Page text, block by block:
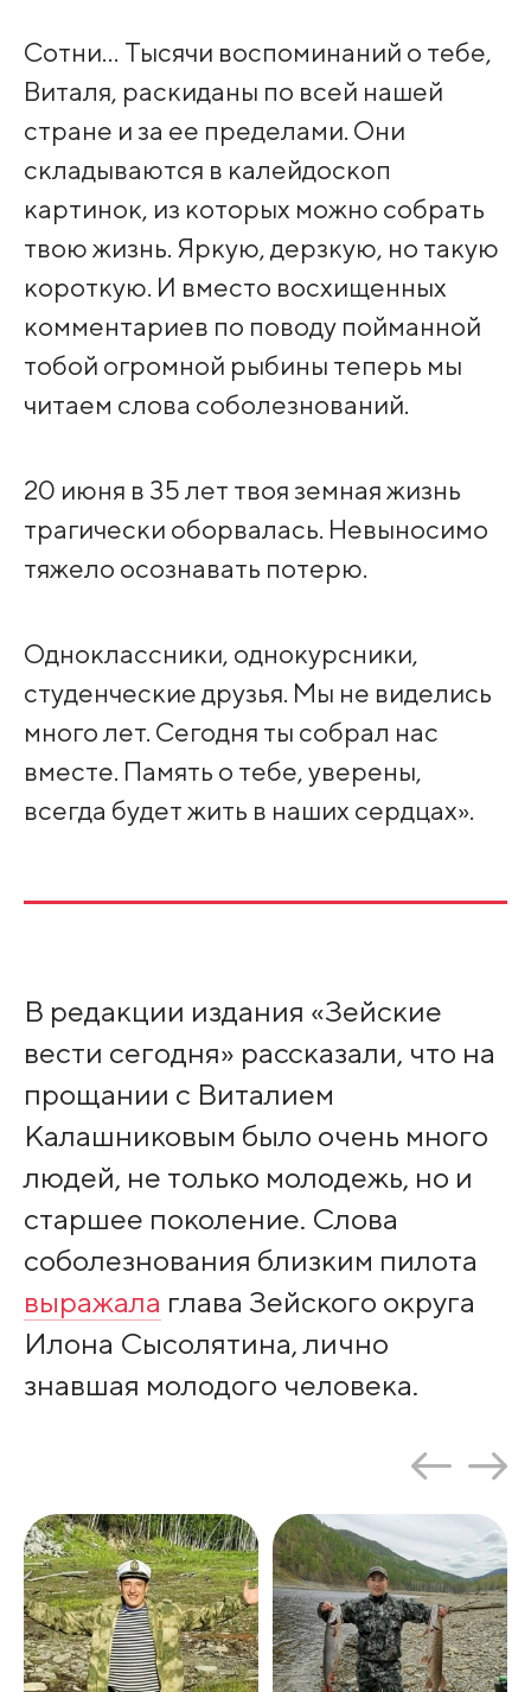
Сотни… Тысячи воспоминаний о тебе,
Виталя, раскиданы по всей нашей
стране и за ее пределами. Они
складываются в калейдоскоп
картинок, из которых можно собрать
твою жизнь. Яркую, дерзкую, но такую
короткую. И вместо восхищенных
комментариев по поводу пойманной
тобой огромной рыбины теперь мы
читаем слова соболезнований.
20 июня в 35 лет твоя земная жизнь
трагически оборвалась. Невыносимо
тяжело осознавать потерю.
Одноклассники, однокурсники,
студенческие друзья. Мы не виделись
много лет. Сегодня ты собрал нас
вместе. Память о тебе, уверены,
всегда будет жить в наших сердцах».
В редакции издания «Зейские
вести сегодня» рассказали, что на
прощании с Виталием
Калашниковым было очень много
людей, не только молодежь, но и
старшее поколение. Слова
соболезнования близким пилота
выражала глава Зейского округа
Илона Сысолятина, лично
знавшая молодого человека.